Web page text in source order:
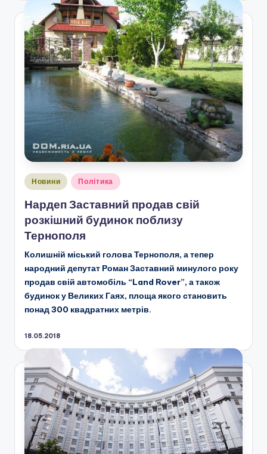
Опубліковано
Новини Політика
Нардеп Заставний продав свій
розкішний будинок поблизу
Тернополя
Колишній міський голова Тернополя, а тепер
народний депутат Роман Заставний минулого року
продав свій автомобіль “Land Rover”, а також
будинок у Великих Гаях, площа якого становить
понад 300 квадратних метрів.
18.05.2018